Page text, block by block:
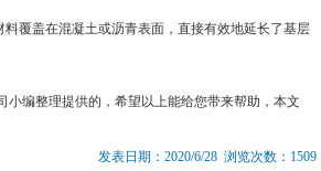
料覆盖在混凝土或沥青表面，直接有效地延长了基层
小编整理提供的，希望以上能给您带来帮助，本文
发表日期：2020/6/28 浏览次数：1509